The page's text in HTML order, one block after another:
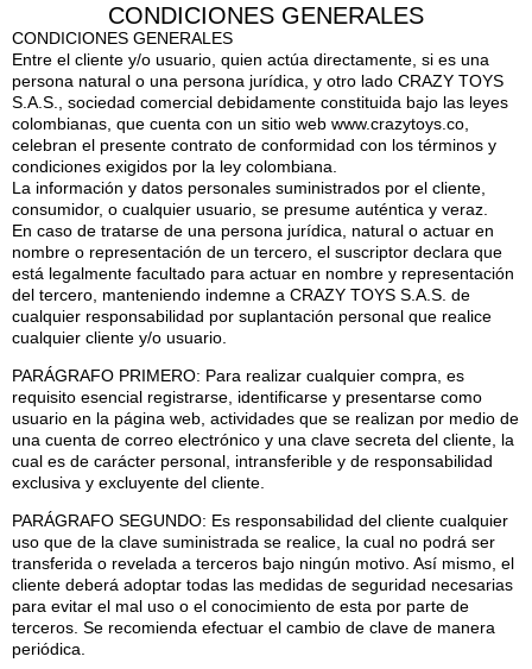
CONDICIONES GENERALES
CONDICIONES GENERALES
Entre el cliente y/o usuario, quien actúa directamente, si es una
persona natural o una persona jurídica, y otro lado CRAZY TOYS
S.A.S., sociedad comercial debidamente constituida bajo las leyes
colombianas, que cuenta con un sitio web www.crazytoys.co,
celebran el presente contrato de conformidad con los términos y
condiciones exigidos por la ley colombiana.
La información y datos personales suministrados por el cliente,
consumidor, o cualquier usuario, se presume auténtica y veraz.
En caso de tratarse de una persona jurídica, natural o actuar en
nombre o representación de un tercero, el suscriptor declara que
está legalmente facultado para actuar en nombre y representación
del tercero, manteniendo indemne a CRAZY TOYS S.A.S. de
cualquier responsabilidad por suplantación personal que realice
cualquier cliente y/o usuario.
PARÁGRAFO PRIMERO: Para realizar cualquier compra, es
requisito esencial registrarse, identificarse y presentarse como
usuario en la página web, actividades que se realizan por medio de
una cuenta de correo electrónico y una clave secreta del cliente, la
cual es de carácter personal, intransferible y de responsabilidad
exclusiva y excluyente del cliente.
PARÁGRAFO SEGUNDO: Es responsabilidad del cliente cualquier
uso que de la clave suministrada se realice, la cual no podrá ser
transferida o revelada a terceros bajo ningún motivo. Así mismo, el
cliente deberá adoptar todas las medidas de seguridad necesarias
para evitar el mal uso o el conocimiento de esta por parte de
terceros. Se recomienda efectuar el cambio de clave de manera
periódica.